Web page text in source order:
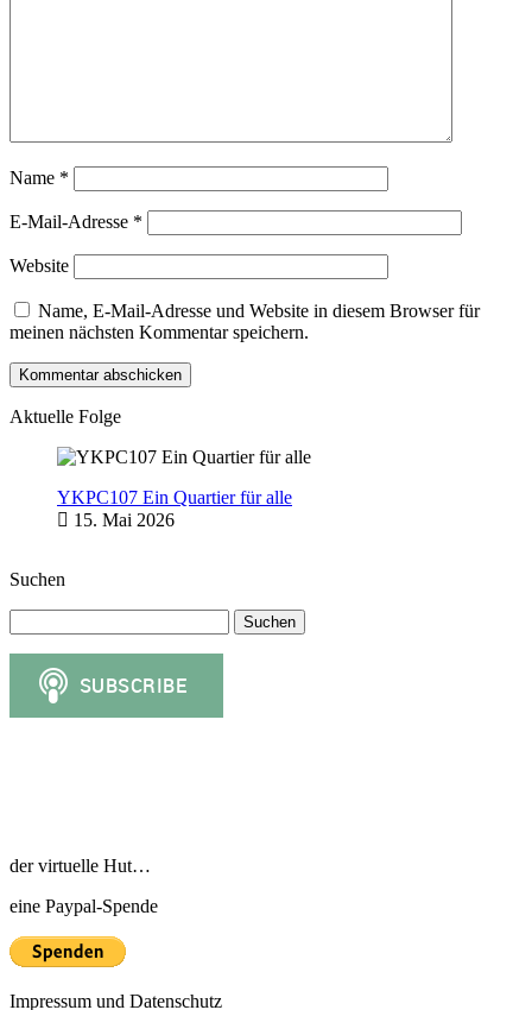
Name *
E-Mail-Adresse *
Website
Name, E-Mail-Adresse und Website in diesem Browser für
meinen nächsten Kommentar speichern.
Aktuelle Folge
YKPC107 Ein Quartier für alle
15. Mai 2026
Suchen
nach:
der virtuelle Hut…
eine Paypal-Spende
Impressum und Datenschutz